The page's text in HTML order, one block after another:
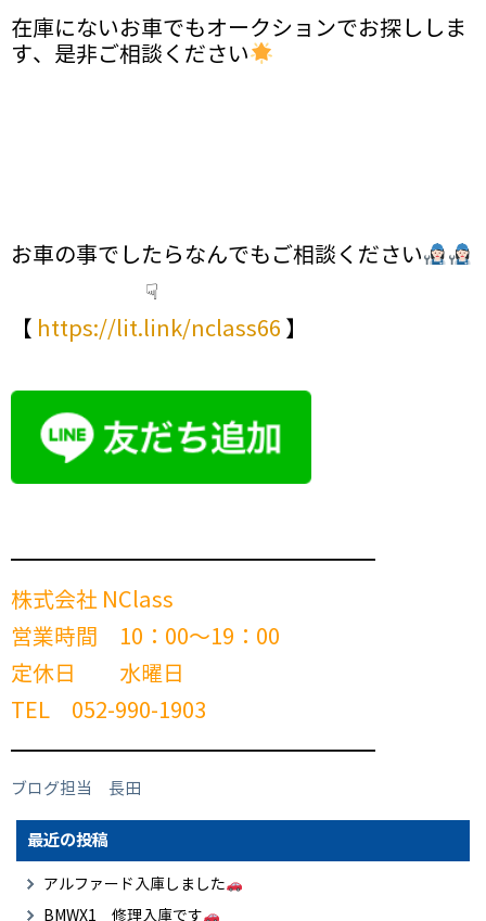
在庫にないお車でもオークションでお探ししま
す、是非ご相談ください
お車の事でしたらなんでもご相談ください
☟
【 https://lit.link/nclass66 】
━━━━━━━━━━━━━━━━━━━━━━━━
株式会社 NClass
営業時間 10：00～19：00
定休日 水曜日
TEL 052-990-1903
━━━━━━━━━━━━━━━━━━━━━━━━
ブログ担当 長田
最近の投稿
アルファード入庫しました
BMWX1 修理入庫です